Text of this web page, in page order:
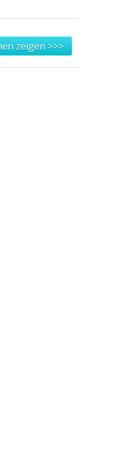
zeigen >>>